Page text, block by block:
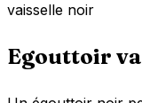
vaisselle noir
Egouttoir